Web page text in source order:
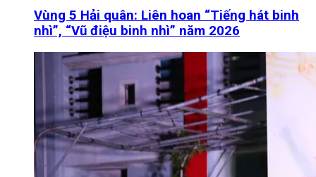
Vùng 5 Hải quân: Liên hoan “Tiếng hát binh
nhì”, “Vũ điệu binh nhì” năm 2026